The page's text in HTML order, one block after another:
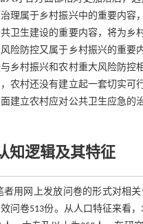
理属于乡村振兴中的重要内
卫生建设的重要内容，将为
险防控又属于乡村振兴的重
乡村振兴和农村重大风险防
农村还没有建立起一套切实
建立农村应对公共卫生应急
知逻辑及其特征
用网上发放问卷的形式对相
问卷513份。从人口特征来看